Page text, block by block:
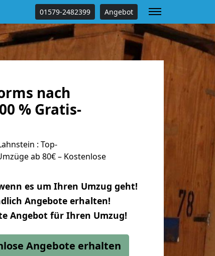
01579-2482399 Angebot
nach
% Gratis-
: Top-
ab 80€ – Kostenlose
es um Ihren Umzug geht!
Angebote erhalten!
Angebot für Ihren Umzug!
Angebote erhalten